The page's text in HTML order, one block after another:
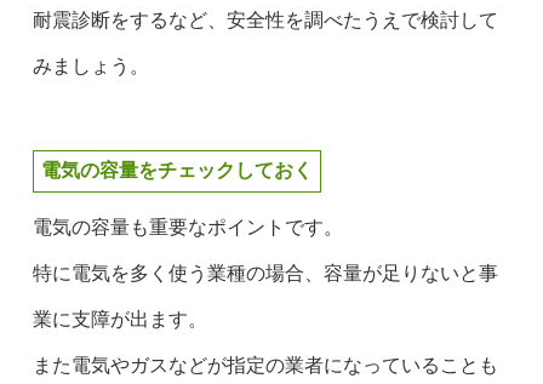
耐震診断をするなど、安全性を調べたうえで検討して
みましょう。
電気の容量をチェックしておく
電気の容量も重要なポイントです。
特に電気を多く使う業種の場合、容量が足りないと事
業に支障が出ます。
また電気やガスなどが指定の業者になっていることも